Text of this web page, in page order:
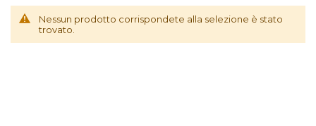
Nessun prodotto corrispondete alla selezione è stato
trovato.